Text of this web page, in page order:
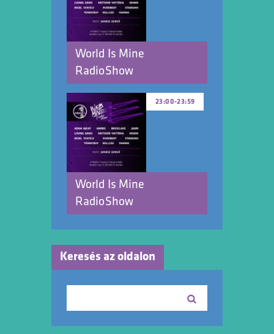
World Is Mine
RadioShow
23:00-23:59
World Is Mine
RadioShow
Keresés az oldalon